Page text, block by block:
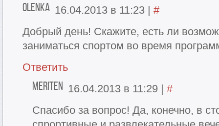
Olenka 16.04.2013 в 11:23 | #
Добрый день! Скажите, есть ли
заниматься спортом во время
Ответить
Meriten 16.04.2013 в 11:29 | #
Спасибо за вопрос! Да, конечно, в